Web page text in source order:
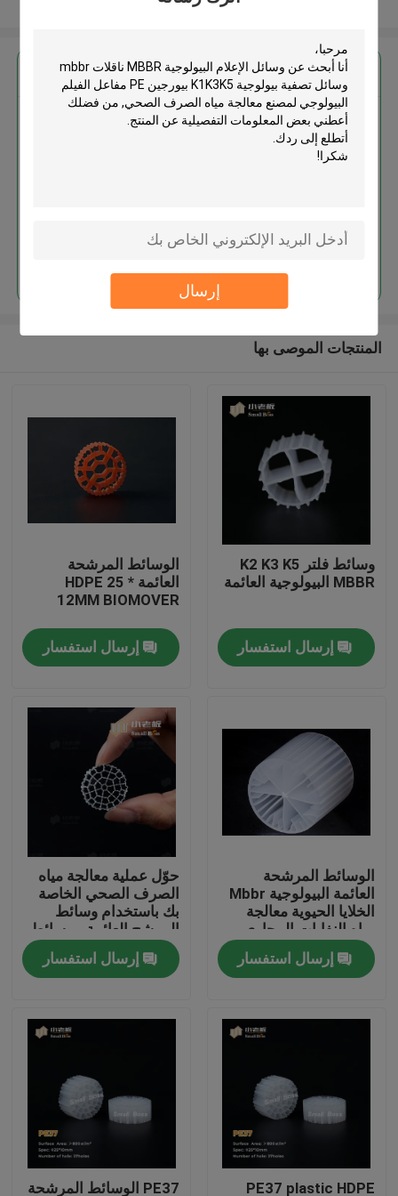
إرسال
منتجات
معلومات عنا
مراقبة الجودة
اتصل بنا
مدونة
اطلب اقتباس
الوسائط المرشحة MBBR
MBBR بيو ميديا
احصل على افضل سعر ل
المنتجات الموصى بها
وسائط فلتر K2 K3 K5
MBBR البيولوجية العائمة
إرسال استفسار
الوسائط المرشحة
العائمة HDPE 25 *
12MM BIOMOVER
إرسال استفسار
الوسائط المرشحة
العائمة البيولوجية Mbbr
الخلايا الحيوية معالجة
مياه النفايات المجاري
إرسال استفسار
حوّل عملية معالجة مياه
الصرف الصحي الخاصة
بك باستخدام وسائط
المرشح العائمة - وسائط
مرشح MBBR الحيوية
الأكثر فعاليةإرسال استفسار
PE37 plastic HDPE PE37 الوسائط المرشحة